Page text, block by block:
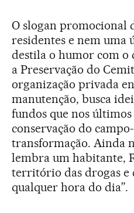
O slogan promocional
residentes e nem uma
destila o humor com o
a Preservação do
organização privada
manutenção, busca
fundos que nos
conservação do
transformação. Ainda
lembra um habitante,
território das drogas e
qualquer hora do dia”.